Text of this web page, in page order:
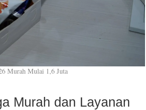
Murah Mulai 1,6 Juta
Murah dan Layanan